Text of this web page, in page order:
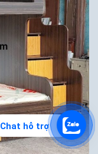
Chat hỗ trợ